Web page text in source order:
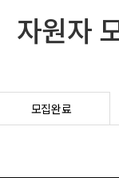
자원자
모집완료